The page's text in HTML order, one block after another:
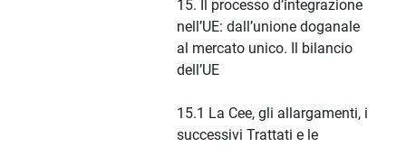
15. Il processo d’integrazione
nell’UE: dall’unione doganale
al mercato unico. Il bilancio
dell’UE
15.1 La Cee, gli allargamenti, i
successivi Trattati e le